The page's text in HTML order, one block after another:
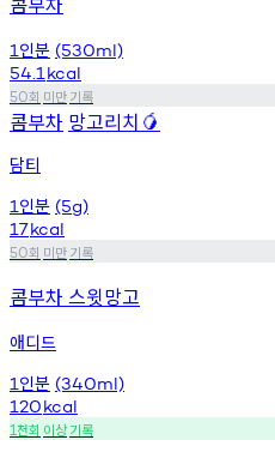
1 인분 (530ml)
54.1 kcal
50회 미만기록
콤부차 망고리치 🥭
담티
1 인분 (5g)
17kcal
50회 미만기록
콤부차 스윗망고
애디드
1 인분 (340ml)
120kcal
1천회 이상기록